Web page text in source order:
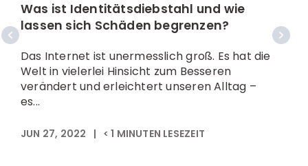
Was ist Identitätsdiebstahl und wie
lassen sich Schäden begrenzen?
Das Internet ist unermesslich groß. Es hat die
Welt in vielerlei Hinsicht zum Besseren
verändert und erleichtert unseren Alltag –
es...
JUN 27, 2022 | < 1 MINUTEN LESEZEIT